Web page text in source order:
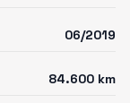
06/2019
84.600 km